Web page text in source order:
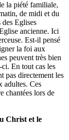
piété familiale,
de midi et du
des Eglises
ancienne. Ici
Est-il pensé
la foi aux
peuvent très bien
ci. En tout cas les
pas directement les
adultes. Ces
chantées lors de
Christ et le